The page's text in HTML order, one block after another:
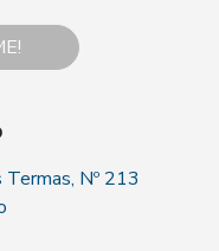
Nº 213